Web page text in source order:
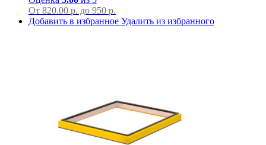
От 820.00 р. до 950 р.
Добавить в избранное Удалить из избранного